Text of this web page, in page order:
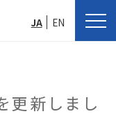
JA EN
更新しまし